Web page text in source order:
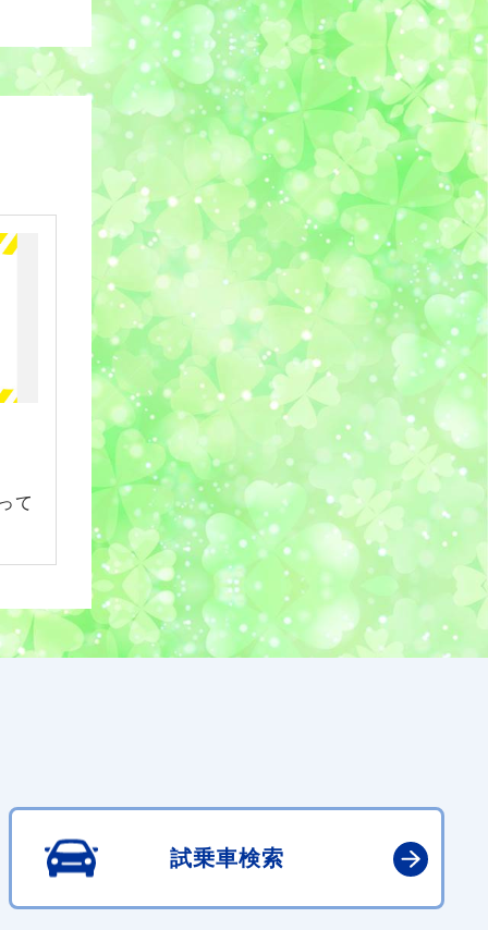
て
試乗車検索